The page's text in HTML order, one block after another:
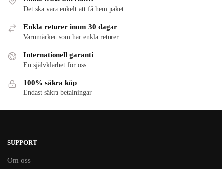
Det ska vara enkelt att få hem paket
Enkla returer inom 30 dagar
Varumärken som har enkla returer
Internationell garanti
En självklarhet för oss
100% säkra köp
Endast säkra betalningar
SUPPORT
Om oss